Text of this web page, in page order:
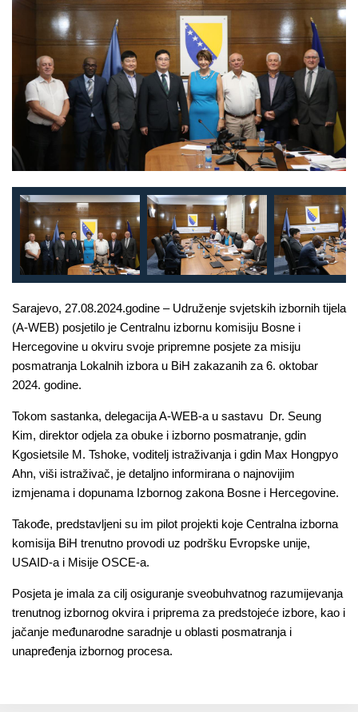
Sarajevo, 27.08.2024.godine – Udruženje svjetskih izbornih tijela
(A-WEB) posjetilo je Centralnu izbornu komisiju Bosne i
Hercegovine u okviru svoje pripremne posjete za misiju
posmatranja Lokalnih izbora u BiH zakazanih za 6. oktobar
2024. godine.
Tokom sastanka, delegacija A-WEB-a u sastavu Dr. Seung
Kim, direktor odjela za obuke i izborno posmatranje, gdin
Kgosietsile M. Tshoke, voditelj istraživanja i gdin Max Hongpyo
Ahn, viši istraživač, je detaljno informirana o najnovijim
izmjenama i dopunama Izbornog zakona Bosne i Hercegovine.
Takođe, predstavljeni su im pilot projekti koje Centralna izborna
komisija BiH trenutno provodi uz podršku Evropske unije,
USAID-a i Misije OSCE-a.
Posjeta je imala za cilj osiguranje sveobuhvatnog razumijevanja
trenutnog izbornog okvira i priprema za predstojeće izbore, kao i
jačanje međunarodne saradnje u oblasti posmatranja i
unapređenja izbornog procesa.